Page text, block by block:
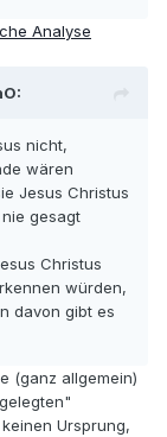
Analyse
nicht,
wären
Jesus Christus
gesagt
Christus
würden,
davon gibt es
(ganz allgemein)
Ursprung,